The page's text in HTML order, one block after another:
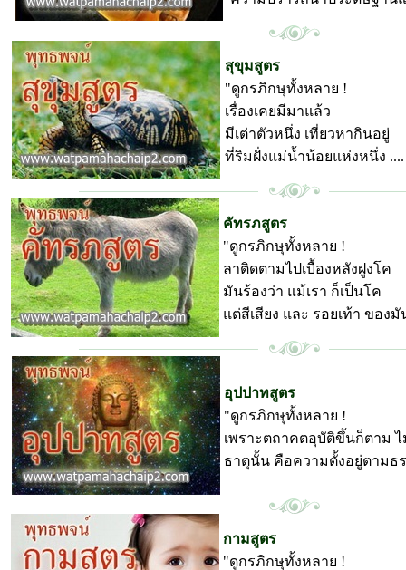
สุขุมสูตร
"ดูกรภิกษุทั้งหลาย !
เรื่องเคยมีมาแล้ว
มีเต่าตัวหนึ่ง เที่ยวหากินอยู่
ที่ริมฝั่งแม่น้ำน้อยแห่งหนึ่ง ....
คัทรภสูตร
"ดูกรภิกษุทั้งหลาย !
ลาติดตามไปเบื้องหลังฝูงโค
มันร้องว่า แม้เรา ก็เป็นโค
แต่สีเสียง และ รอยเท้า ของมั
อุปปาทสูตร
"ดูกรภิกษุทั้งหลาย !
เพราะตถาคตอุบัติขึ้นก็ตาม
ธาตุนั้น คือความตั้งอยู่ตามธ
กามสูตร
"ดูกรภิกษุทั้งหลาย !